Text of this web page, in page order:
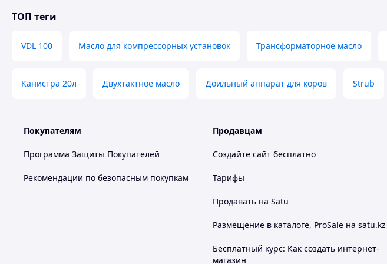
 Отличная защита от коррозии
ТОП теги
VDL 100 Масло для компрессорных установок Трансформаторное масло
Канистра 20л Двухтактное масло Доильный аппарат для коров Strub
Покупателям
Программа Защиты Покупателей
Рекомендации по безопасным покупкам
Продавцам
Создайте сайт бесплатно
Тарифы
Продавать на Satu
Размещение в каталоге, ProSale на satu.kz
Бесплатный курс: Как создать интернет-
магазин